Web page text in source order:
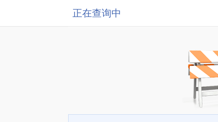
正在查询中